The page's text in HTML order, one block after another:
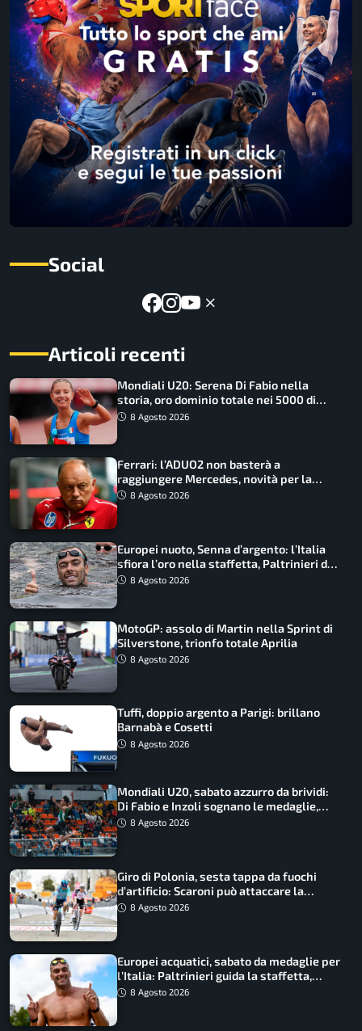
Social
Articoli recenti
Mondiali U20: Serena Di Fabio nella
storia, oro dominio totale nei 5000 di
marcia
8 Agosto 2026
Ferrari: l’ADUO2 non basterà a
raggiungere Mercedes, novità per la
Macarena
8 Agosto 2026
Europei nuoto, Senna d’argento: l’Italia
sfiora l’oro nella staffetta, Paltrinieri da
urlo, il bilancio azzurro
8 Agosto 2026
MotoGP: assolo di Martin nella Sprint di
Silverstone, trionfo totale Aprilia
8 Agosto 2026
Tuffi, doppio argento a Parigi: brillano
Barnabà e Cosetti
8 Agosto 2026
Mondiali U20, sabato azzurro da brividi:
Di Fabio e Inzoli sognano le medaglie,
Castellani e Succo in finale
8 Agosto 2026
Giro di Polonia, sesta tappa da fuochi
d’artificio: Scaroni può attaccare la
maglia di Lemmen
8 Agosto 2026
Europei acquatici, sabato da medaglie per
l’Italia: Paltrinieri guida la staffetta,
Barnabà sogna l’oro dalle grandi altezze
8 Agosto 2026